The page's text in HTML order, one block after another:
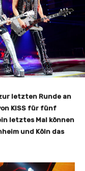
zur letzten Runde an
KISS für fünf
letztes Mal können
und Köln das